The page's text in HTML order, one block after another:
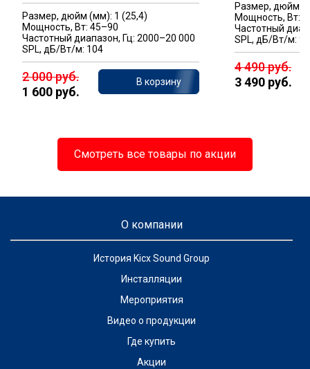
Размер, дюйм (мм): 1 (25,4)
Мощность, Вт: 45–90
Частотный диапазон, Гц: 2000–20 000
SPL, дБ/Вт/м: 104
2 000 руб.
1 600 руб.
В корзину
Размер, дюйм
Мощность, Вт:
Частотный
SPL, дБ/Вт/м: 96
4 490 руб.
3 490 руб.
Смотреть все товары по акции
О компании
История Kicx Sound Group
Инсталляции
Мероприятия
Видео о продукции
Где купить
Акции